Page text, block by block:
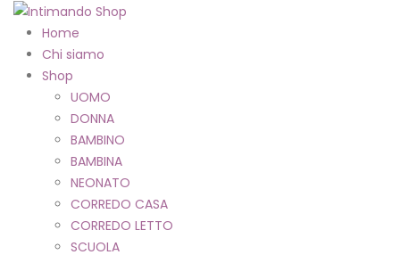
Home
Chi siamo
Shop
UOMO
DONNA
BAMBINO
BAMBINA
NEONATO
CORREDO CASA
CORREDO LETTO
SCUOLA